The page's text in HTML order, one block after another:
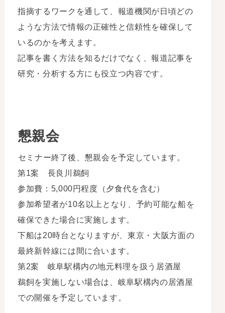
指摘するワークを通して、報道機関が日頃どの
ような方法で情報の正確性と信頼性を確保して
いるのかを考えます。
記事を書く方法を知るだけでなく、報道記事を
研究・分析する方にも役立つ内容です。
懇親会
セミナー終了後、懇親会を予定しています。
第1案 長良川鵜飼
参加費：5,000円程度（夕食代を含む）
参加希望者が10名以上となり、予約可能な船を
確保できた場合に実施します。
下船は20時台となりますが、東京・大阪方面の
最終新幹線には間に合います。
第2案 岐阜駅構内の地元料理を扱う居酒屋
鵜飼を実施しない場合は、岐阜駅構内の居酒屋
での開催を予定しています。